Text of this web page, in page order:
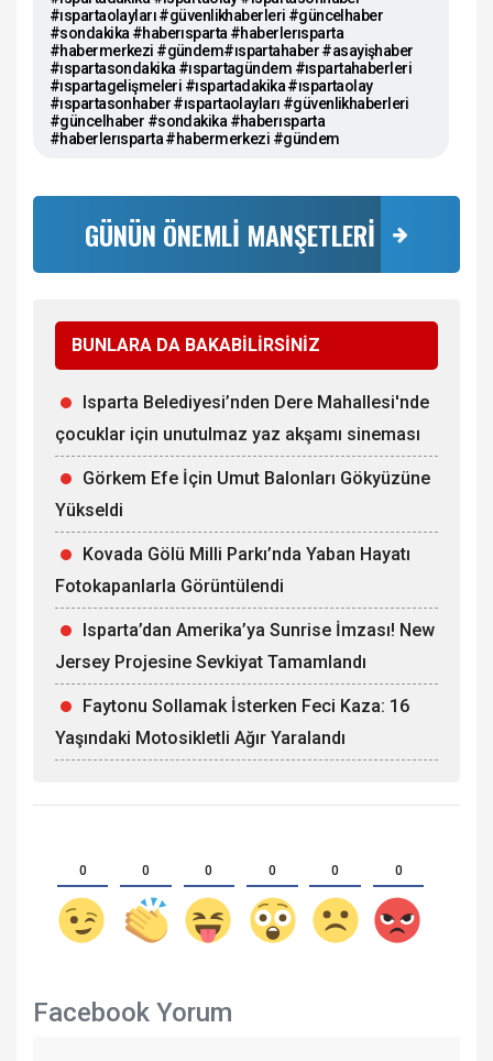
#ıspartaolayları #güvenlikhaberleri #güncelhaber
#sondakika #haberısparta #haberlerısparta
#habermerkezi #gündem#ıspartahaber #asayişhaber
#ıspartasondakika #ıspartagündem #ıspartahaberleri
#ıspartagelişmeleri #ıspartadakika #ıspartaolay
#ıspartasonhaber #ıspartaolayları #güvenlikhaberleri
#güncelhaber #sondakika #haberısparta
#haberlerısparta #habermerkezi #gündem
GÜNÜN ÖNEMLİ MANŞETLERİ
BUNLARA DA BAKABİLİRSİNİZ
Isparta Belediyesi’nden Dere Mahallesi'nde
çocuklar için unutulmaz yaz akşamı sineması
Görkem Efe İçin Umut Balonları Gökyüzüne
Yükseldi
Kovada Gölü Milli Parkı’nda Yaban Hayatı
Fotokapanlarla Görüntülendi
Isparta’dan Amerika’ya Sunrise İmzası! New
Jersey Projesine Sevkiyat Tamamlandı
Faytonu Sollamak İsterken Feci Kaza: 16
Yaşındaki Motosikletli Ağır Yaralandı
0 0 0 0 0 0
Facebook Yorum